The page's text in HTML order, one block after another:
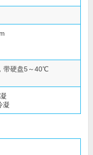
带硬盘5～40℃
凝